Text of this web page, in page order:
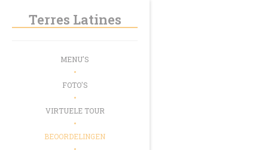
Terres Latines
MENU'S
FOTO'S
VIRTUELE TOUR
BEOORDELINGEN